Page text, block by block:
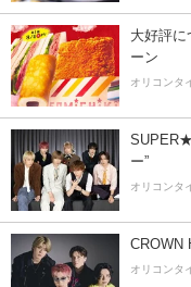
大好評
ーン
オリコンタ
ー”
オリコンタ
CROWN
オリコンタ